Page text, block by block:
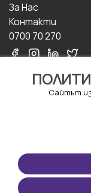
Сайтът
За Hас
Контакти
0700 70 270
ПОЛЗВАНЕ
Правила и
ползване